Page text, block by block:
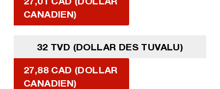
CANADIEN)
32 TVD (DOLLAR DES TUVALU)
27,88 CAD (DOLLAR
CANADIEN)